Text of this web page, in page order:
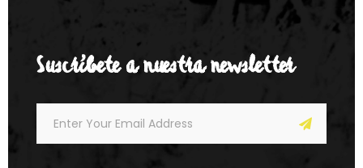
Suscríbete a nuestra newsletter